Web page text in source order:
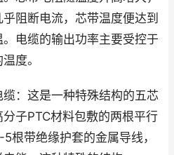
阻断电流，芯带温度便达到
电缆的输出功率主要受控于
度。
：这是一种特殊结构的五芯
子PTC材料包敷的两根平行
根带绝缘护套的金属导线，